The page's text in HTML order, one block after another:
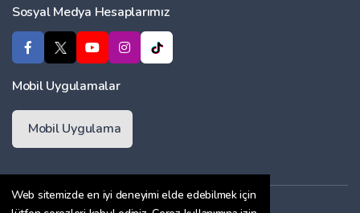
Web sitemizde en iyi deneyimi elde edebilmek için
Sosyal Medya Hesaplarımız
Mobil Uygulamalar
Mobil Uygulama
Üyelik Sözleşmesi